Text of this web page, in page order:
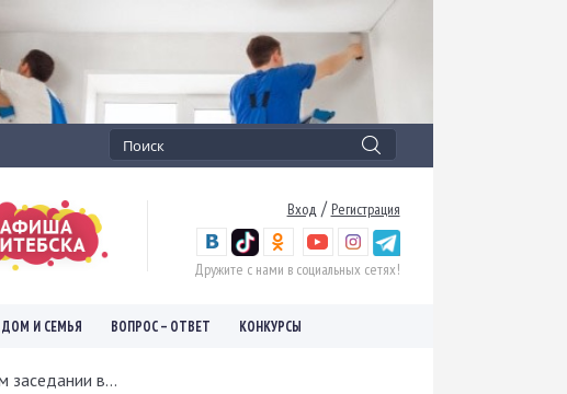
Вход / Регистрация
Дружите с нами в социальных сетях!
ДОМ И СЕМЬЯ ВОПРОС – ОТВЕТ КОНКУРСЫ
заседании в...